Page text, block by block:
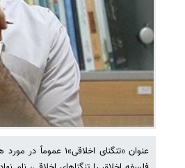
عنوان «تنگنای